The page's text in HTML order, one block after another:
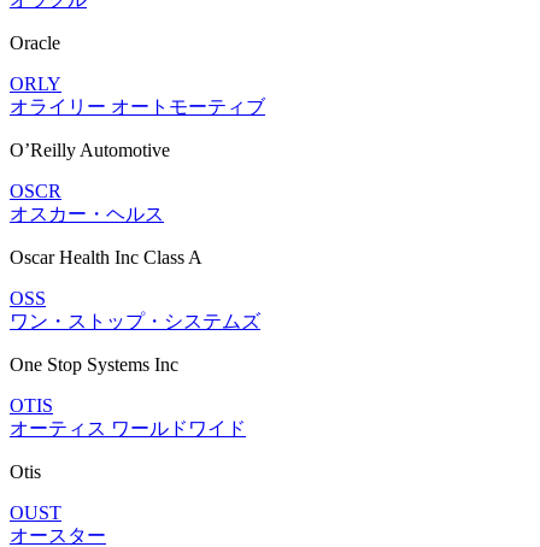
Oracle
ORLY
オライリー オートモーティブ
O’Reilly Automotive
OSCR
オスカー・ヘルス
Oscar Health Inc Class A
OSS
ワン・ストップ・システムズ
One Stop Systems Inc
OTIS
オーティス ワールドワイド
Otis
OUST
オースター